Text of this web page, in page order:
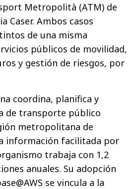
Metropolità (ATM) de
Caser. Ambos casos
de una misma
públicos de movilidad,
y gestión de riesgos, por
coordina, planifica y
de transporte público
metropolitana de
información facilitada por
trabaja con 1,2
anuales. Su adopción
se vincula a la